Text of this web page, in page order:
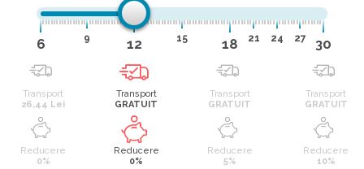
6 9 12 15 18 21 24 27 30
Transport
26,44 Lei
Reducere
0%
Transport
GRATUIT
Reducere
0%
Transport
GRATUIT
Reducere
5%
Transport
GRATUIT
Reducere
10%